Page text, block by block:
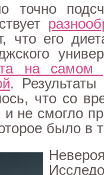
точно
что его
на самом
.
что со
и не смогло
было в